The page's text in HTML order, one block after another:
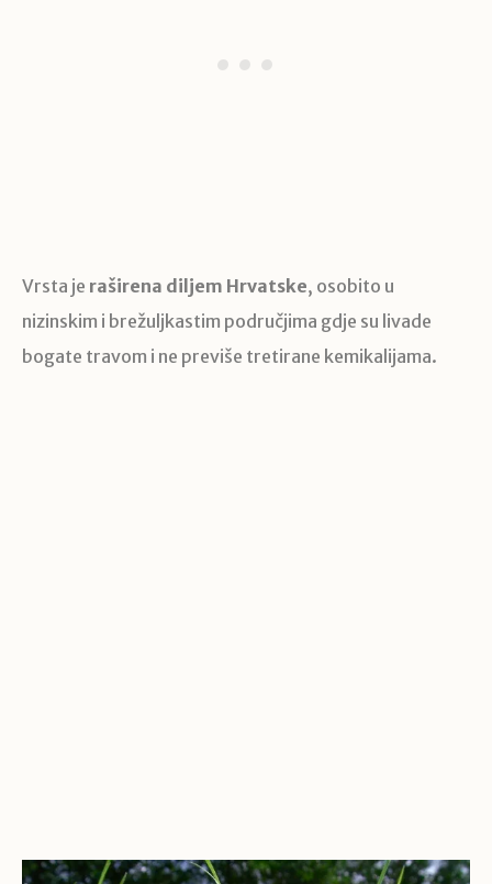
Vrsta je raširena diljem Hrvatske, osobito u
nizinskim i brežuljkastim područjima gdje su livade
bogate travom i ne previše tretirane kemikalijama.